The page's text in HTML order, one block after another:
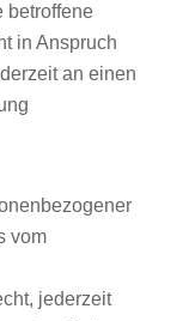
betroffene
in Anspruch
an einen
vom
jederzeit